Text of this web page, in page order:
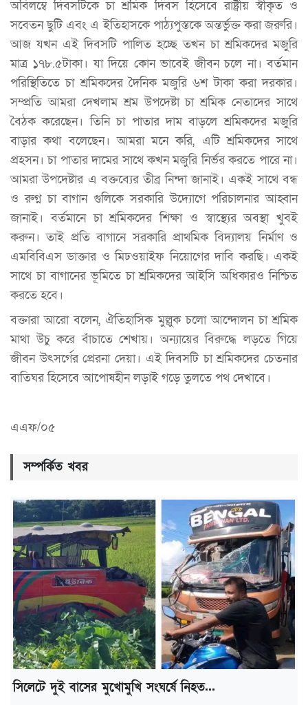
অবিলম্বে দিবসটিকে চা শ্রমিক দিবস হিসেবে রাষ্ট্রীয় স্বীকৃত ও
সবেতন ছুটি এবং এ ইতিহাসকে পাঠ্যপুস্তকে অন্তর্ভুক্ত করা জরুরি।
আজ যখন এই দিবসটি পালিত হচ্ছে তখন চা শ্রমিকদের মজুরি
মাত্র ১৭৮.৫টাকা। যা দিয়ে কোন ভাবেই জীবন চলে না। বর্তমান
পরিস্থিতিতে চা শ্রমিকদের দৈনিক মজুরি ৬শ টাকা করা দরকার।
সম্প্রতি আমরা দেখলাম শ্রম উপদেষ্টা চা শ্রমিক নেতাদের সাথে
বৈঠক করেছেন। তিনি চা পাতার দাম বাড়লে শ্রমিকদের মজুরি
বাড়ার কথা বলেছেন। আমরা মনে করি, এটি শ্রমিকদের সাথে
প্রহসন। চা পাতার দামের সাথে কখন মজুরি নির্ভর করতে পারে না।
আমরা উপদেষ্টার এ বক্তব্যের তীব্র নিন্দা জানাই। একই সাথে বন্ধ
ও রুগ্ন চা বাগান গুলিকে সরকারি উদ্যোগে পরিচালনার আহ্বান
জানাই। বর্তমানে চা শ্রমিকদের শিক্ষা ও স্বাস্থ্যের অবস্থা খুবই
করুন। তাই প্রতি বাগানে সরকারি প্রাথমিক বিদ্যালয় নির্মাণ ও
এমবিবিএস ডাক্তার ও মিঢওয়াইফ নিয়োগের দাবি করছি। একই
সাথে চা বাগানের ভূমিতে চা শ্রমিকদের আইসি অধিকারও নিশ্চিত
করতে হবে।
বক্তারা আরো বলেন, ঐতিহাসিক মুল্লুক চলো আন্দোলন চা শ্রমিক
মাথা উচু করে বাঁচাতে শেখায়। অন্যায়ের বিরুদ্ধে লড়তে গিয়ে
জীবন উৎসর্গের প্রেরনা দেয়া। এই দিবসটি চা শ্রমিকদের চেতনার
বাতিঘর হিসেবে আপোষহীন লড়াই গড়ে তুলতে পথ দেখাবে।
এএফ/০৫
সম্পর্কিত খবর
সিলেটে দুই বাসের মুখোমুখি সংঘর্ষে নিহত...